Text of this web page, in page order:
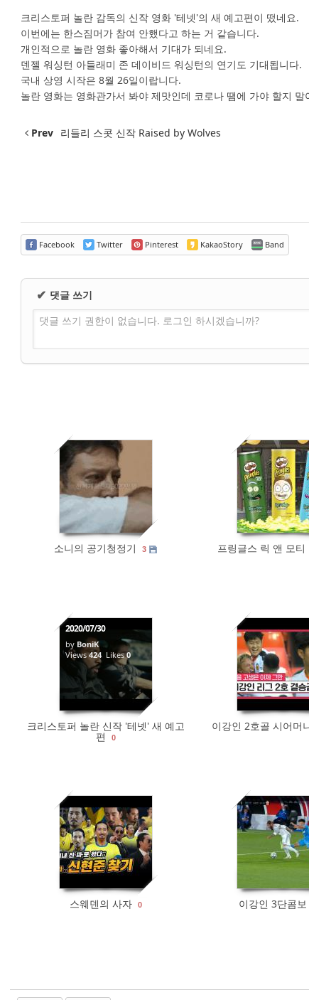
크리스토퍼 놀란 감독의 신작 영화 '테넷'의 새 예고편이 떴네요.
이번에는 한스짐머가 참여 안했다고 하는 거 같습니다.
개인적으로 놀란 영화 좋아해서 기대가 되네요.
덴젤 워싱턴 아들래미 존 데이비드 워싱턴의 연기도 기대됩니다.
국내 상영 시작은 8월 26일이랍니다.
놀란 영화는 영화관가서 봐야 제맛인데 코로나 땜에 가야 할지 말
Prev 리들리 스콧 신작 Raised by Wolves
Facebook Twitter Pinterest KakaoStory Band
✔ 댓글 쓰기
댓글 쓰기 권한이 없습니다. 로그인 하시겠습니까?
612
소니의 공기청정기 3
623 0
프링글스 릭 앤 모티
2020/07/30
by BoniK
Views424Likes0
크리스토퍼 놀란 신작 '테넷' 새 예고
편 0
455 0
이강인 2호골 시어머
358 0
스웨덴의 사자 0
442 0
이강인 3단콤보